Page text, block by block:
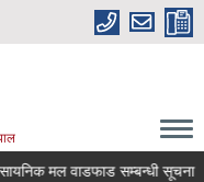
मल वाडफाड सम्बन्धी सूचना ।